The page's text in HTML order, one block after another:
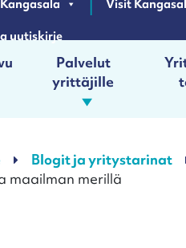
Visit
uutiskirje
Palvelut
yrittäjille
Blogit ja yritystarinat
maailman merillä